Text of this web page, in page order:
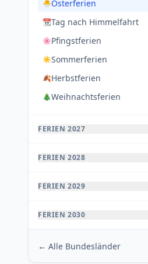
🐣Osterferien
📆Tag nach Himmelfahrt
🌸Pfingstferien
☀️Sommerferien
🍂Herbstferien
🎄Weihnachtsferien
FERIEN 2027
FERIEN 2028
FERIEN 2029
FERIEN 2030
← Alle Bundesländer